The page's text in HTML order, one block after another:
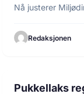
Nå justerer
Redaksjonen
INFORMASJON
Pukkellaks